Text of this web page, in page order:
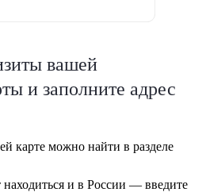
вашей
и заполните адрес
карте можно найти в разделе
и в России — введите